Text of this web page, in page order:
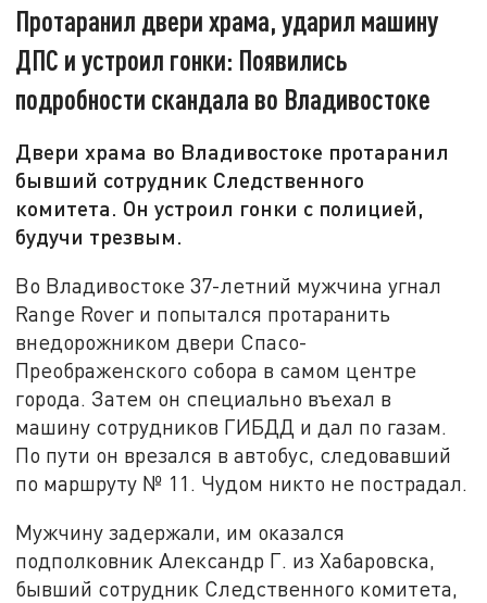
Протаранил двери храма, ударил машину
ДПС и устроил гонки: Появились
подробности скандала во Владивостоке
Двери храма во Владивостоке протаранил
бывший сотрудник Следственного
комитета. Он устроил гонки с полицией,
будучи трезвым.
Во Владивостоке 37-летний мужчина угнал
Range Rover и попытался протаранить
внедорожником двери Спасо-
Преображенского собора в самом центре
города. Затем он специально въехал в
машину сотрудников ГИБДД и дал по газам.
По пути он врезался в автобус, следовавший
по маршруту № 11. Чудом никто не пострадал.
Мужчину задержали, им оказался
подполковник Александр Г. из Хабаровска,
бывший сотрудник Следственного комитета,